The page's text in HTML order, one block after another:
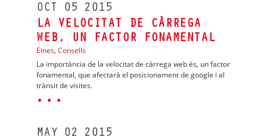
OCT 05
2015
LA VELOCITAT DE CÀRREGA
WEB, UN FACTOR FONAMENTAL
Eines, Consells
La importància de la velocitat de càrrega web és, un factor
fonamental, que afectarà el posicionament de google i al
trànsit de visites.
· · ·
MAY 02
2015